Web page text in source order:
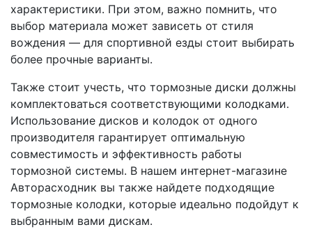
характеристики. При этом, важно помнить, что
выбор материала может зависеть от стиля
вождения — для спортивной езды стоит выбирать
более прочные варианты.
Также стоит учесть, что тормозные диски должны
комплектоваться соответствующими колодками.
Использование дисков и колодок от одного
производителя гарантирует оптимальную
совместимость и эффективность работы
тормозной системы. В нашем интернет-магазине
Авторасходник вы также найдете подходящие
тормозные колодки, которые идеально подойдут к
выбранным вами дискам.